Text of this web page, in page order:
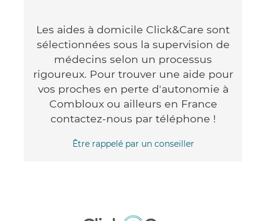
Les aides à domicile Click&Care sont
sélectionnées sous la supervision de
médecins selon un processus
rigoureux. Pour trouver une aide pour
vos proches en perte d'autonomie à
Combloux ou ailleurs en France
contactez-nous par téléphone !
Être rappelé par un conseiller